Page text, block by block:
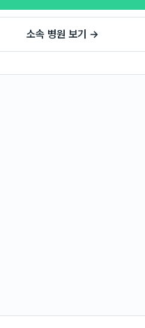
소속 병원 보기 →